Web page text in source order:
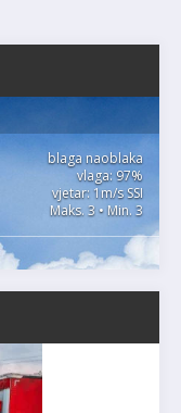
blaga naoblaka
vlaga: 97%
vjetar: 1m/s SSI
Maks. 3 • Min. 3